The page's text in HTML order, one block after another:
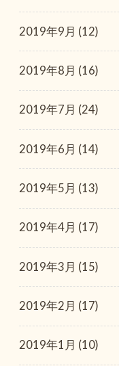
2019年9月 (12)
2019年8月 (16)
2019年7月 (24)
2019年6月 (14)
2019年5月 (13)
2019年4月 (17)
2019年3月 (15)
2019年2月 (17)
2019年1月 (10)